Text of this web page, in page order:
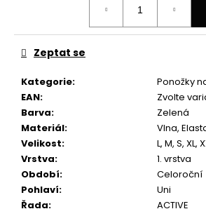
Kategorie:
Ponožky
EAN:
Zvolte
Barva:
Zelená
Materiál: Vlna,
Velikost:
L, M, S, XL,
Vrstva:
1. vrstva
Období:
Celoroční
Pohlaví:
Uni
Řada: ACTIVE
Zeptat se